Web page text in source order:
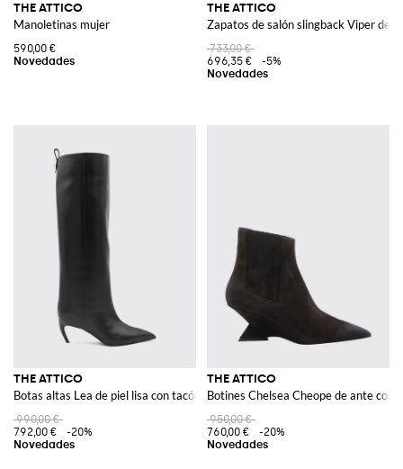
THE ATTICO
Manoletinas mujer
590,00 €
THE ATTICO
Zapatos de salón slingback Viper de
733,00 €
696,35 €
-5%
THE ATTICO
Botas altas Lea de piel lisa con tacón curvo
990,00 €
792,00 €
-20%
THE ATTICO
Botines Chelsea Cheope de ante con
950,00 €
760,00 €
-20%